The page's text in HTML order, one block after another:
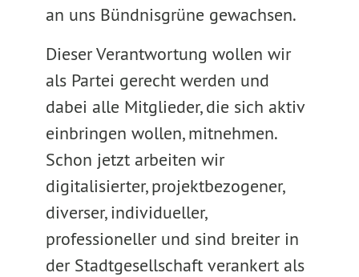
an uns Bündnisgrüne gewachsen.
Dieser Verantwortung wollen wir
als Partei gerecht werden und
dabei alle Mitglieder, die sich aktiv
einbringen wollen, mitnehmen.
Schon jetzt arbeiten wir
digitalisierter, projektbezogener,
diverser, individueller,
professioneller und sind breiter in
der Stadtgesellschaft verankert als